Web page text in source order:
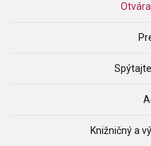
Knižničný a